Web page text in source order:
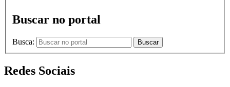
Buscar no portal
Busca: Buscar
Redes Sociais